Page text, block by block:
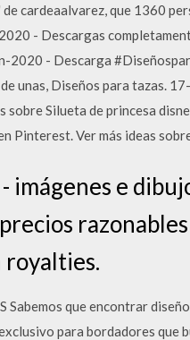
cardeaalvarez, que 1360
- Descargas
2020 - Descarga
unas, Diseños para tazas.
sobre Silueta de princesa
Ver más ideas
imágenes e
royalties.
Sabemos que encontrar
para bordadores